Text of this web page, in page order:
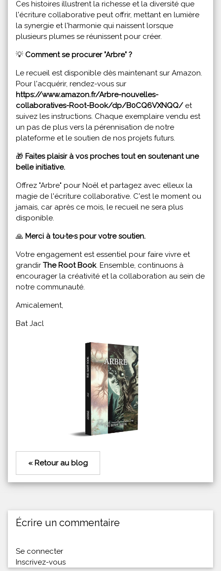
Ces histoires illustrent la richesse et la diversité que
l'écriture collaborative peut offrir, mettant en lumière
la synergie et l'harmonie qui naissent lorsque
plusieurs plumes se réunissent pour créer.
💡 Comment se procurer "Arbre" ?
Le recueil est disponible dès maintenant sur Amazon.
Pour l'acquérir, rendez-vous sur
https://www.amazon.fr/Arbre-nouvelles-
collaboratives-Root-Book/dp/B0CQ6VXNQQ/et
suivez les instructions. Chaque exemplaire vendu est
un pas de plus vers la pérennisation de notre
plateforme et le soutien de nos projets futurs.
🎁 Faites plaisir à vos proches tout en soutenant une
belle initiative.
Offrez "Arbre" pour Noël et partagez avec elleux la
magie de l'écriture collaborative. C'est le moment ou
jamais, car après ce mois, le recueil ne sera plus
disponible.
🙏 Merci à tou·te·s pour votre soutien.
Votre engagement est essentiel pour faire vivre et
grandir The Root Book. Ensemble, continuons à
encourager la créativité et la collaboration au sein de
notre communauté.
Amicalement,
Bat Jacl
« Retour au blog
Écrire un commentaire
Se connecter
Inscrivez-vous